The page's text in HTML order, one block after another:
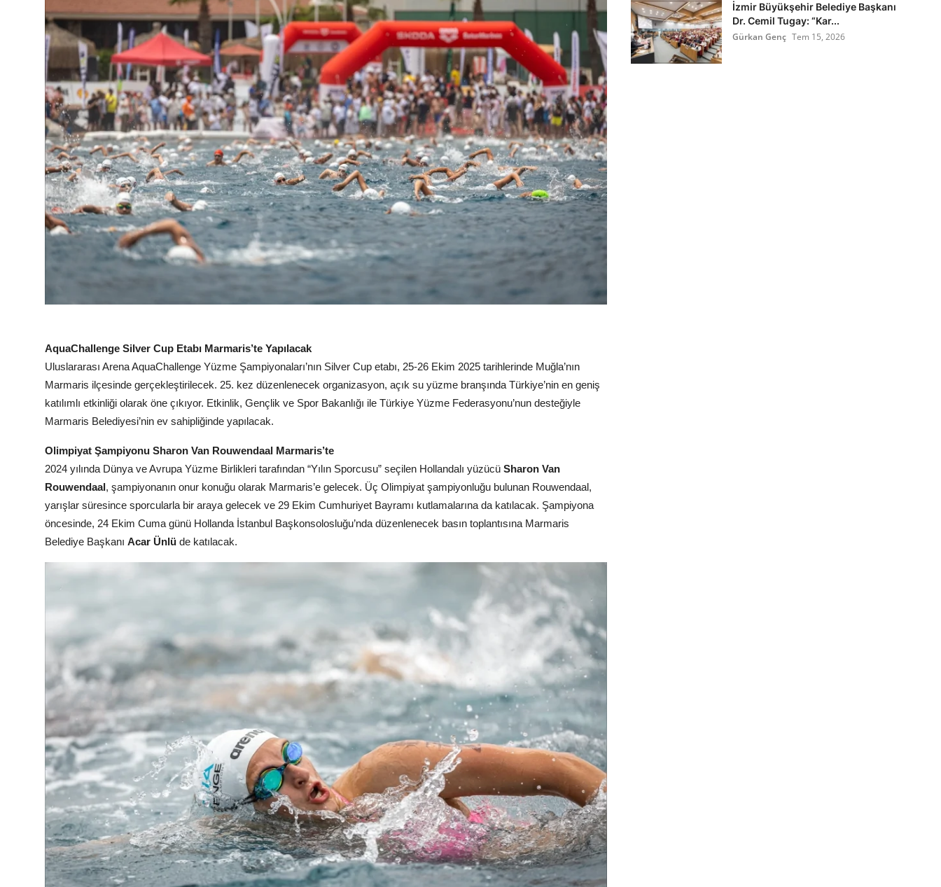
AquaChallenge Silver Cup Etabı Marmaris’te Yapılacak
Uluslararası Arena AquaChallenge Yüzme Şampiyonaları’nın Silver Cup etabı, 25-26 Ekim 2025 tarihlerinde Muğla’nın
Marmaris ilçesinde gerçekleştirilecek. 25. kez düzenlenecek organizasyon, açık su yüzme branşında Türkiye’nin en geniş
katılımlı etkinliği olarak öne çıkıyor. Etkinlik, Gençlik ve Spor Bakanlığı ile Türkiye Yüzme Federasyonu’nun desteğiyle
Marmaris Belediyesi’nin ev sahipliğinde yapılacak.
Olimpiyat Şampiyonu Sharon Van Rouwendaal Marmaris’te
2024 yılında Dünya ve Avrupa Yüzme Birlikleri tarafından “Yılın Sporcusu” seçilen Hollandalı yüzücü Sharon Van
Rouwendaal, şampiyonanın onur konuğu olarak Marmaris’e gelecek. Üç Olimpiyat şampiyonluğu bulunan Rouwendaal,
yarışlar süresince sporcularla bir araya gelecek ve 29 Ekim Cumhuriyet Bayramı kutlamalarına da katılacak. Şampiyona
öncesinde, 24 Ekim Cuma günü Hollanda İstanbul Başkonsolosluğu’nda düzenlenecek basın toplantısına Marmaris
Belediye Başkanı Acar Ünlü de katılacak.
İzmir Büyükşehir Belediye Başkanı
Dr. Cemil Tugay: “Kar...
Gürkan Genç Tem 15, 2026